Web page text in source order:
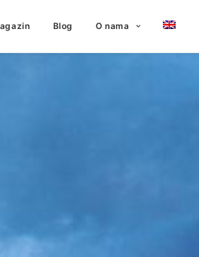
Blog O nama